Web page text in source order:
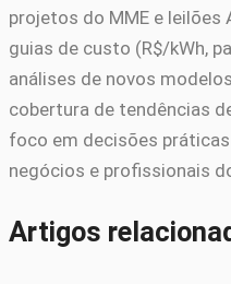
projetos do MME e
guias de custo (R$/kWh,
análises de novos
cobertura de tendências
foco em decisões
negócios e profissionais
Artigos